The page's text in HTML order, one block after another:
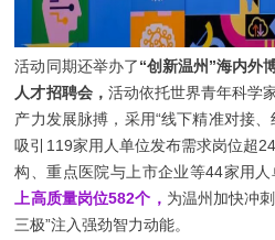
活动同期还举办了“创新温州”海内外
人才招聘会， 活动依托世界青年科学
产力发展脉搏，采用“线下精准对接
吸引119家用人单位发布需求岗位超
构、重点医院与上市企业等44家用人
上高质量岗位582个， 为温州加快冲
三极”注入强劲智力动能。